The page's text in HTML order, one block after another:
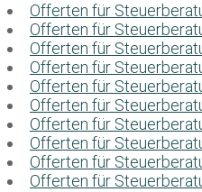
Offerten für
Offerten für
Offerten für
Offerten für
Offerten für
Offerten für
Offerten für
Offerten für
Offerten für
Offerten für